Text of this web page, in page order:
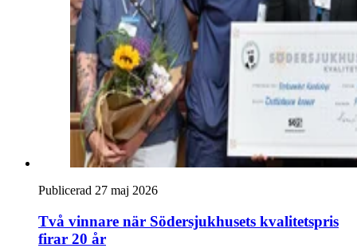
Publicerad 27 maj 2026
Två vinnare när Södersjukhusets kvalitetspris
firar 20 år